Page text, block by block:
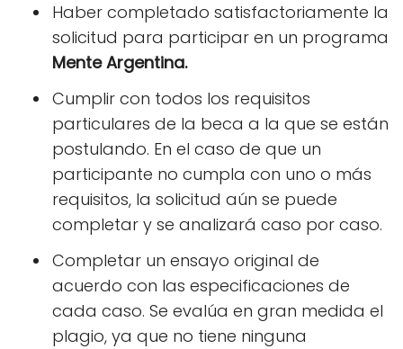
Haber completado satisfactoriamente la
solicitud para participar en un programa
Mente Argentina.
Cumplir con todos los requisitos
particulares de la beca a la que se están
postulando. En el caso de que un
participante no cumpla con uno o más
requisitos, la solicitud aún se puede
completar y se analizará caso por caso.
Completar un ensayo original de
acuerdo con las especificaciones de
cada caso. Se evalúa en gran medida el
plagio, ya que no tiene ninguna